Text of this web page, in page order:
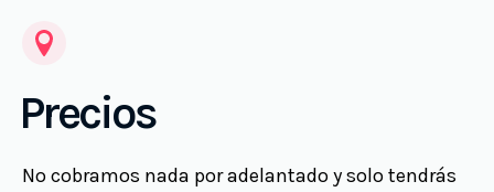
Precios
No cobramos nada por adelantado y solo tendrás